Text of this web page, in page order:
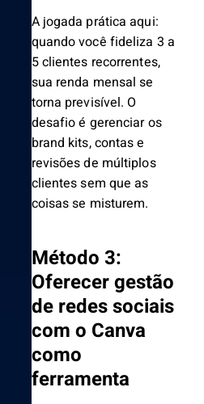
A jogada prática aqui:
quando você fideliza 3 a
5 clientes recorrentes,
sua renda mensal se
torna previsível. O
desafio é gerenciar os
brand kits, contas e
revisões de múltiplos
clientes sem que as
coisas se misturem.
Método 3:
Oferecer gestão
de redes sociais
com o Canva
como
ferramenta